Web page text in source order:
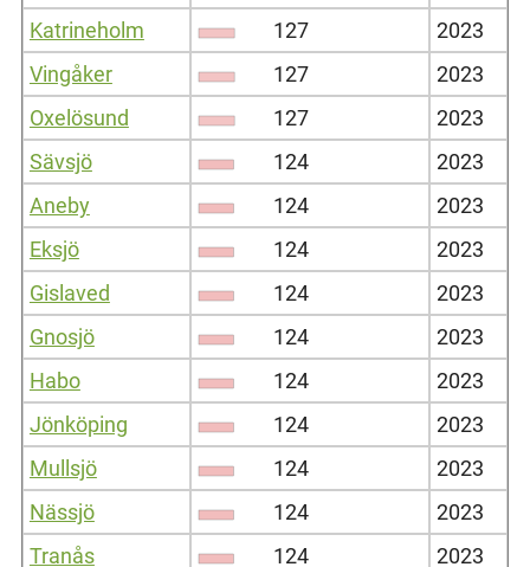
Katrineholm
127
2023
Vingåker
127
2023
Oxelösund
127
2023
Sävsjö
124
2023
Aneby
124
2023
Eksjö
124
2023
Gislaved
124
2023
Gnosjö
124
2023
Habo
124
2023
Jönköping
124
2023
Mullsjö
124
2023
Nässjö
124
2023
Tranås
124 2023